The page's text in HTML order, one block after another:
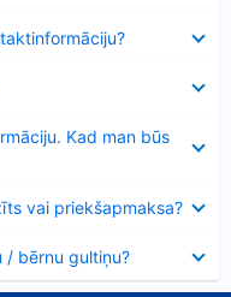
Kad man būs
vai priekšapmaksa?
/ bērnu gultiņu?